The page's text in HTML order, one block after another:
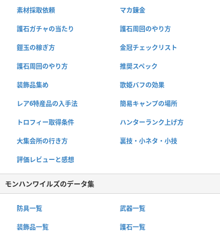
素材採取依頼 マカ錬金
護石ガチャの当たり 護石周回のやり方
鎧玉の稼ぎ方 金冠チェックリスト
護石周回のやり方 推奨スペック
装飾品集め 歌姫バフの効果
レア6特産品の入手法 簡易キャンプの場所
トロフィー取得条件 ハンターランク上げ方
大集会所の行き方 裏技・小ネタ・小技
評価レビューと感想
モンハンワイルズのデータ集
防具一覧 武器一覧
装飾品一覧 護石一覧